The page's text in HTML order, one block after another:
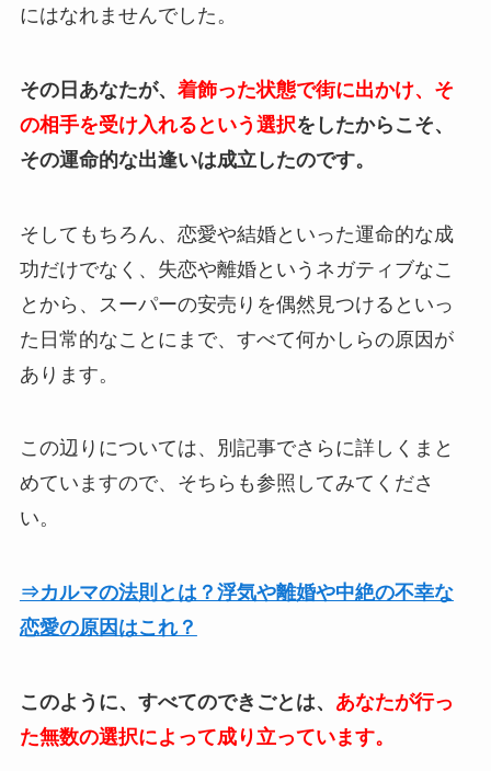
にはなれませんでした。
その日あなたが、 着飾った状態で街に出かけ、そ
の相手を受け入れるという選択をしたからこそ、
その運命的な出逢いは成立したのです。
そしてもちろん、恋愛や結婚といった運命的な成
功だけでなく、失恋や離婚というネガティブなこ
とから、スーパーの安売りを偶然見つけるといっ
た日常的なことにまで、すべて何かしらの原因が
あります。
この辺りについては、別記事でさらに詳しくまと
めていますので、そちらも参照してみてくださ
い。
⇒カルマの法則とは？浮気や離婚や中絶の不幸な
恋愛の原因はこれ？
このように、すべてのできごとは、 あなたが行っ
た無数の選択によって成り立っています。